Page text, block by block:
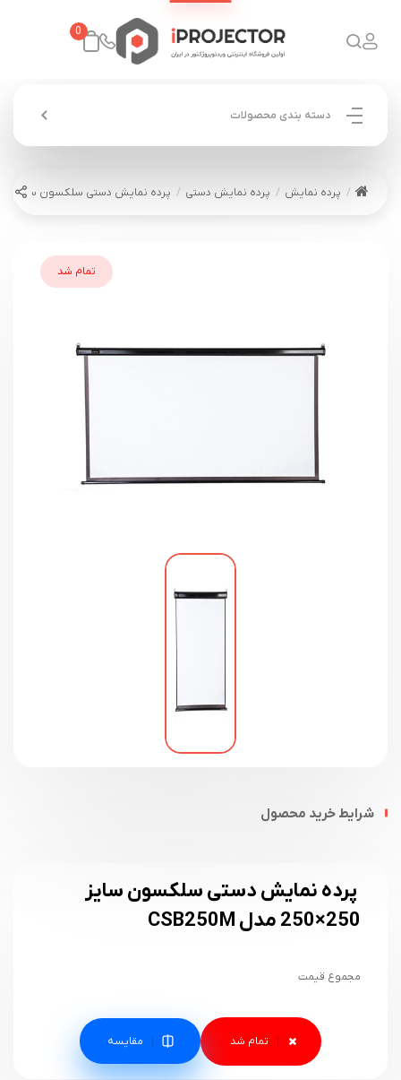
0
دسته بندی محصولات
پرده نمایش پرده نمایش دستی پرده نمایش دستی سلکسون سایز 250×250 مدل CSB250M
تمام شد
شرایط خرید محصول
پرده نمایش دستی سلکسون سایز
250×250 مدل CSB250M
مجموع قیمت
مقایسه